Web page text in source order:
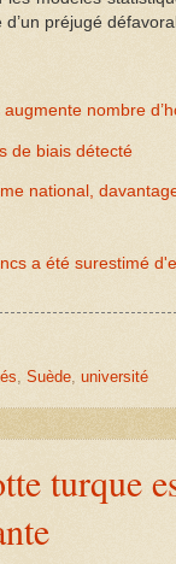
préjugé
nombre
de biais détecté
national,
a été surestimé
Suède université
turque